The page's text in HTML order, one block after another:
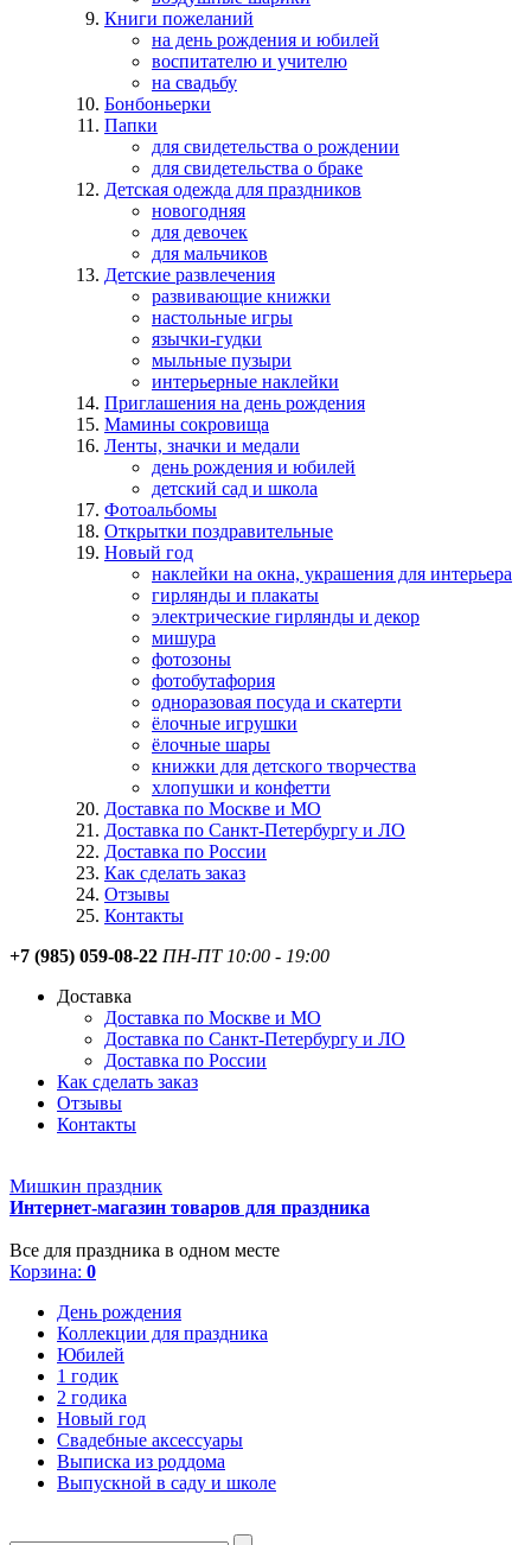
Книги пожеланий
на день рождения и юбилей
воспитателю и учителю
на свадьбу
Бонбоньерки
Папки
для свидетельства о рождении
для свидетельства о браке
Детская одежда для праздников
новогодняя
для девочек
для мальчиков
Детские развлечения
развивающие книжки
настольные игры
язычки-гудки
мыльные пузыри
интерьерные наклейки
Приглашения на день рождения
Мамины сокровища
Ленты, значки и медали
день рождения и юбилей
детский сад и школа
Фотоальбомы
Открытки поздравительные
Новый год
наклейки на окна, украшения для интерьера
гирлянды и плакаты
электрические гирлянды и декор
мишура
фотозоны
фотобутафория
одноразовая посуда и скатерти
ёлочные игрушки
ёлочные шары
книжки для детского творчества
хлопушки и конфетти
Доставка по Москве и МО
Доставка по Санкт-Петербургу и ЛО
Доставка по России
Как сделать заказ
Отзывы
Контакты
+7 (985) 059-08-22 ПН-ПТ 10:00 - 19:00
Доставка
Доставка по Москве и МО
Доставка по Санкт-Петербургу и ЛО
Доставка по России
Как сделать заказ
Отзывы
Контакты
Мишкин праздник
Интернет-магазин товаров для праздника
Все для праздника в одном месте
Корзина: 0
День рождения
Коллекции для праздника
Юбилей
1 годик
2 годика
Новый год
Свадебные аксессуары
Выписка из роддома
Выпускной в саду и школе